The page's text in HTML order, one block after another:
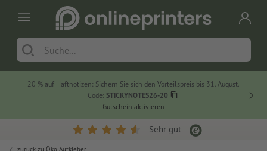
20 % auf Haftnotizen: Sichern Sie sich den Vorteilspreis bis 31. August.
Code: STICKYNOTES26-20
Gutschein aktivieren
Sehr gut
zurück zu Öko Aufkleber